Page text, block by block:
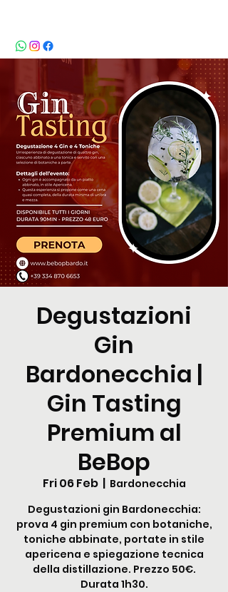
Degustazioni
Gin
Bardonecchia |
Gin Tasting
Premium al
BeBop
Fri 06 Feb
  |
Bardonecchia
Degustazioni gin Bardonecchia:
prova 4 gin premium con botaniche,
toniche abbinate, portate in stile
apericena e spiegazione tecnica
della distillazione. Prezzo 50€.
Durata 1h30.